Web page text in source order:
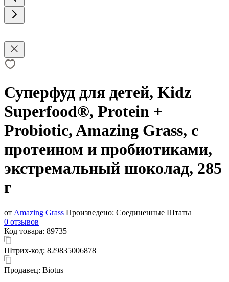
Суперфуд для детей, Kidz
Superfood®, Protein +
Probiotic, Amazing Grass, с
протеином и пробиотиками,
экстремальный шоколад, 285
г
от Amazing Grass Произведено: Соединенные Штаты
0 отзывов
Код товара: 89735
Штрих-код: 829835006878
Продавец: Biotus